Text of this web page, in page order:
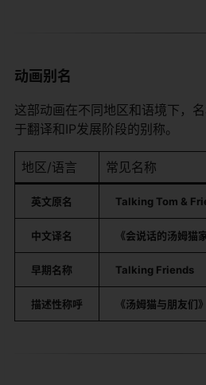
动画别名
这部动画在不同地区和语境下，
于翻译和IP发展阶段的别称。
地区/语言 常见名称
英文原名 Talking Tom &
中文译名 《会说话的汤姆猫
早期名称 Talking Friends
描述性称呼 《汤姆猫与朋友们》